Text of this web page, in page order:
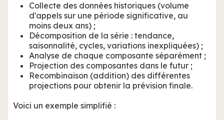
Collecte des données historiques (volume
d'appels sur une période significative, au
moins deux ans) ;
Décomposition de la série : tendance,
saisonnalité, cycles, variations inexpliquées) ;
Analyse de chaque composante séparément ;
Projection des composantes dans le futur ;
Recombinaison (addition) des différentes
projections pour obtenir la prévision finale.
Voici un exemple simplifié :